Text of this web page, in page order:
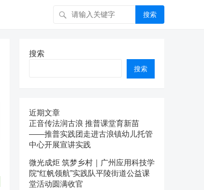
搜索
搜索
搜索
近期文章
正音传法润古浪 推普课堂育新苗
——推普实践团走进古浪镇幼儿托管
中心开展宣讲实践
微光成炬 筑梦乡村｜广州应用科技学
院“红帆领航”实践队平陵街道公益课
堂活动圆满收官